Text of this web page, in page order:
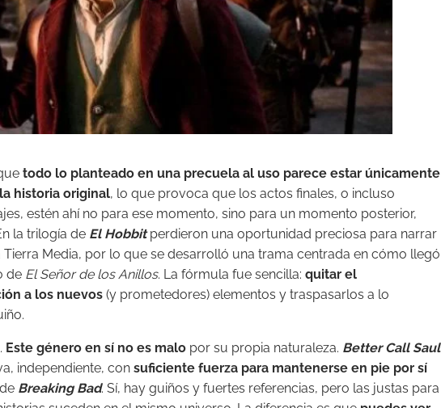
todo lo planteado en una precuela al uso parece estar únicamente
historia original, lo que provoca que los actos finales, o incluso
estén ahí no para ese momento, sino para un momento posterior,
la trilogía de El Hobbitperdieron una oportunidad preciosa para narrar
Media, por lo que se desarrolló una trama centrada en cómo llegó
de El Señor de los Anillos. La fórmula fue sencilla: quitar el
a los nuevos (y prometedores) elementos y traspasarlos a lo
Este género en sí no es malo por su propia naturaleza. Better Call Saul
independiente, con suficiente fuerza para mantenerse en pie por sí
Breaking Bad. Sí, hay guiños y fuertes referencias, pero las justas para